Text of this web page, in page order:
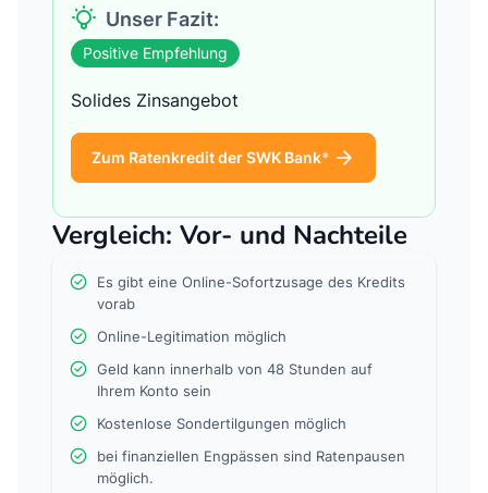
Unser Fazit:
Positive Empfehlung
Solides Zinsangebot
Zum Ratenkredit der SWK Bank
Vergleich: Vor- und Nachteile
Es gibt eine Online-Sofortzusage des Kredits
vorab
Online-Legitimation möglich
Geld kann innerhalb von 48 Stunden auf
Ihrem Konto sein
Kostenlose Sondertilgungen möglich
bei finanziellen Engpässen sind Ratenpausen
möglich.